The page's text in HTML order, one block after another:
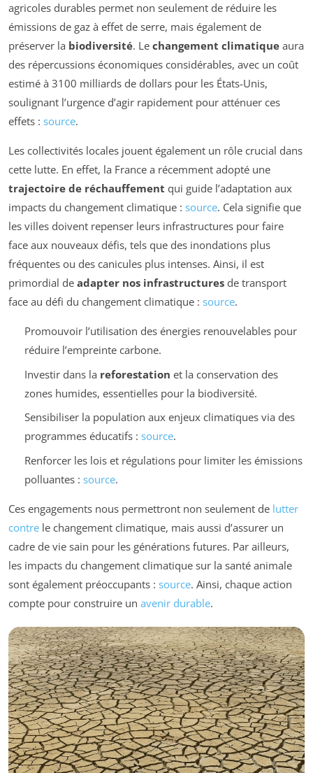
agricoles durables permet non seulement de réduire les
émissions de gaz à effet de serre, mais également de
préserver la biodiversité. Le changement climatique aura
des répercussions économiques considérables, avec un coût
estimé à 3100 milliards de dollars pour les États-Unis,
soulignant l’urgence d’agir rapidement pour atténuer ces
effets : source.
Les collectivités locales jouent également un rôle crucial dans
cette lutte. En effet, la France a récemment adopté une
trajectoire de réchauffement qui guide l’adaptation aux
impacts du changement climatique : source. Cela signifie que
les villes doivent repenser leurs infrastructures pour faire
face aux nouveaux défis, tels que des inondations plus
fréquentes ou des canicules plus intenses. Ainsi, il est
primordial de adapter nos infrastructures de transport
face au défi du changement climatique : source.
Promouvoir l’utilisation des énergies renouvelables pour
réduire l’empreinte carbone.
Investir dans la reforestation et la conservation des
zones humides, essentielles pour la biodiversité.
Sensibiliser la population aux enjeux climatiques via des
programmes éducatifs : source.
Renforcer les lois et régulations pour limiter les émissions
polluantes : source.
Ces engagements nous permettront non seulement de lutter
contre le changement climatique, mais aussi d’assurer un
cadre de vie sain pour les générations futures. Par ailleurs,
les impacts du changement climatique sur la santé animale
sont également préoccupants : source. Ainsi, chaque action
compte pour construire un avenir durable.